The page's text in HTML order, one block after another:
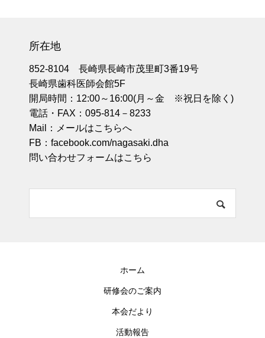
所在地
852-8104 長崎県長崎市茂里町3番19号
長崎県歯科医師会館5F
開局時間：12:00～16:00(月～金 ※祝日を除く)
電話・FAX：095-814－8233
Mail：
メールはこちらへ
FB： facebook.com/nagasaki.dha
問い合わせフォームはこちら
ホーム
研修会のご案内
本会だより
活動報告